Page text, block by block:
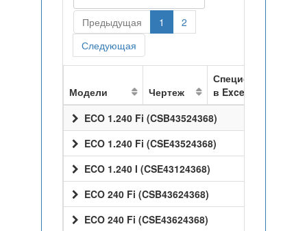
Предыдущая 1
2
Следующая
Модели Чертеж
Спецификация
в Excel
ECO 1.240 Fi (CSB43524368)
ECO 1.240 Fi (CSE43524368)
ECO 1.240 I (CSE43124368)
ECO 240 Fi (CSB43624368)
ECO 240 Fi (CSE43624368)